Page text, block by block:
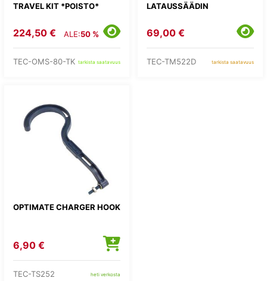
TRAVEL KIT *POISTO*
224,50 € ALE:50 %
TEC-OMS-80-TK tarkista saatavuus
LATAUSSÄÄDIN
69,00 €
TEC-TM522D tarkista saatavuus
OPTIMATE CHARGER HOOK
6,90 €
TEC-TS252 heti verkosta